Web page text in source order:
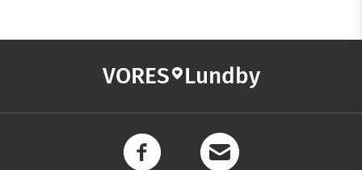
VORES Lundby